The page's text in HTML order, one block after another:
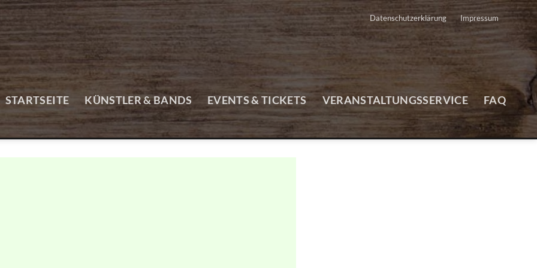
Datenschutzerklärung Impressum
STARTSEITE KÜNSTLER & BANDS EVENTS & TICKETS VERANSTALTUNGSSERVICE FAQ